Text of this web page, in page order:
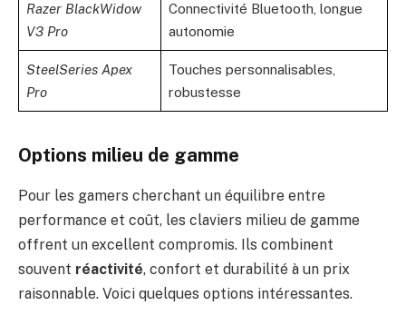
Razer BlackWidow
V3 Pro
Connectivité Bluetooth, longue
autonomie
SteelSeries Apex
Pro
Touches personnalisables,
robustesse
Options milieu de gamme
Pour les gamers cherchant un équilibre entre
performance et coût, les claviers milieu de gamme
offrent un excellent compromis. Ils combinent
souvent réactivité, confort et durabilité à un prix
raisonnable. Voici quelques options intéressantes.